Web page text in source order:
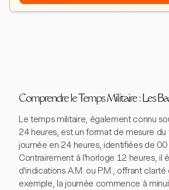
Comprendre le Temps Militaire : Les
Le temps militaire, également connu
24 heures, est un format de mesure du
journée en 24 heures, identifiées de 00
Contrairement à l'horloge 12 heures, il
d'indications A.M. ou P.M., offrant
exemple, la journée commence à